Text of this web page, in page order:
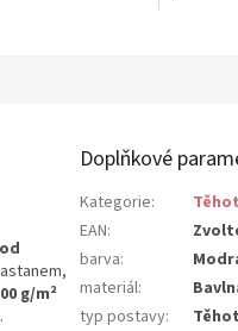
g/m²
Doplňkové
Kategorie:
EAN:
barva:
materiál:
typ postavy: